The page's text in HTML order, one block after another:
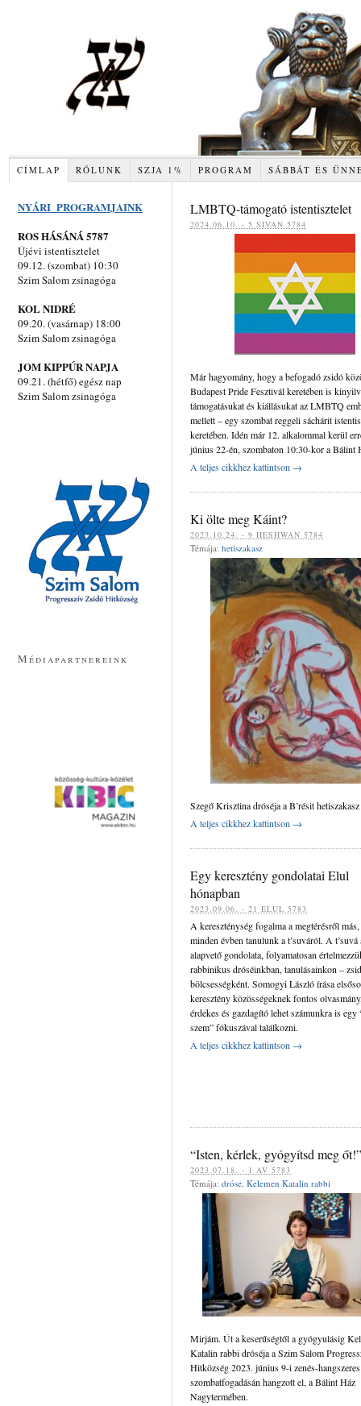
CÍMLAP RÓLUNK SZJA 1% PROGRAM SÁBBÁT ÉS
LMBTQ-támogató istentisztelet
‍‍2024.06.10. - 5 SIVAN 5784
Már hagyomány, hogy a befogadó zsidó
Budapest Pride Fesztivál keretében is
támogatásukat és kiállásukat az LMBTQ
mellett – egy szombat reggeli sáchárit
keretében. Idén már 12. alkalommal kerül
június 22-én, szombaton 10:30-kor a Bálint
A teljes cikkhez kattintson →
Ki ölte meg Káint?
‍‍2023.10.24. - 9 HESHWAN 5784
Témája: hetiszakasz
Szegő Krisztina dróséja a B’résit
A teljes cikkhez kattintson →
Egy keresztény gondolatai Elul
hónapban
‍‍2023.09.06. - 21 ELUL 5783
A kereszténység fogalma a megtérésről
minden évben tanulunk a t’suváról. A t’suvá
alapvető gondolata, folyamatosan
rabbinikus dróséinkban, tanulásainkon –
bölcsességként. Somogyi László írása
keresztény közösségeknek fontos
érdekes és gazdagító lehet számunkra is egy
szem” fókuszával találkozni.
A teljes cikkhez kattintson →
“Isten, kérlek, gyógyítsd meg őt!”
‍‍2023.07.18. - 1 AV 5783
Témája: dróse Kelemen Katalin rabbi
Mirjám. Út a keserűségtől a gyógyulásig
Katalin rabbi dróséja a Szim Salom
Hitközség 2023. június 9-i zenés-hangszeres
szombatfogadásán hangzott el, a Bálint Ház
Nagytermében.
NYÁRI PROGRAMJAINK
ROS HÁSÁNÁ 5787
Újévi istentisztelet
09.12. (szombat) 10:30
Szim Salom zsinagóga
KOL NIDRÉ
09.20. (vasárnap) 18:00
Szim Salom zsinagóga
JOM KIPPÚR NAPJA
09.21. (hétfő) egész nap
Szim Salom zsinagóga
Médiapartnereink